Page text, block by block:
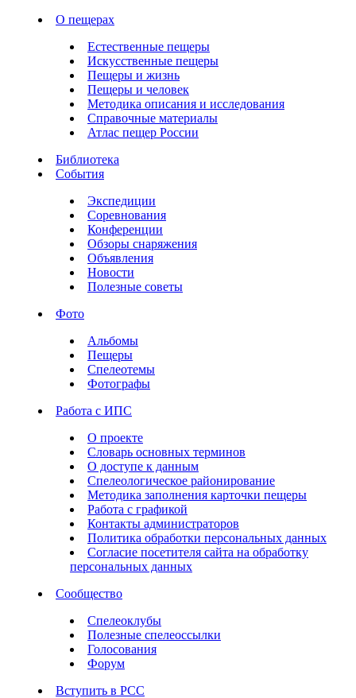
О пещерах
Естественные пещеры
Искусственные пещеры
Пещеры и жизнь
Пещеры и человек
Методика описания и исследования
Справочные материалы
Атлас пещер России
Библиотека
События
Экспедиции
Соревнования
Конференции
Обзоры снаряжения
Объявления
Новости
Полезные советы
Фото
Альбомы
Пещеры
Спелеотемы
Фотографы
Работа с ИПС
О проекте
Словарь основных терминов
О доступе к данным
Спелеологическое районирование
Методика заполнения карточки пещеры
Работа с графикой
Контакты администраторов
Политика обработки персональных данных
Согласие посетителя сайта на обработку
персональных данных
Сообщество
Спелеоклубы
Полезные спелеоссылки
Голосования
Форум
Вступить в РСС